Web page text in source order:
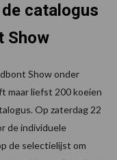
catalogus
Show
Show onder
maar liefst 200 koeien
Op zaterdag 22
de individuele
de selectielijst om